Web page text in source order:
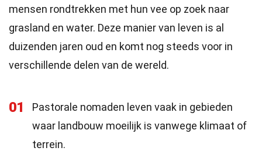
mensen rondtrekken met hun vee op zoek naar
grasland en water. Deze manier van leven is al
duizenden jaren oud en komt nog steeds voor in
verschillende delen van de wereld.
01
Pastorale nomaden leven vaak in gebieden
waar landbouw moeilijk is vanwege klimaat of
terrein.